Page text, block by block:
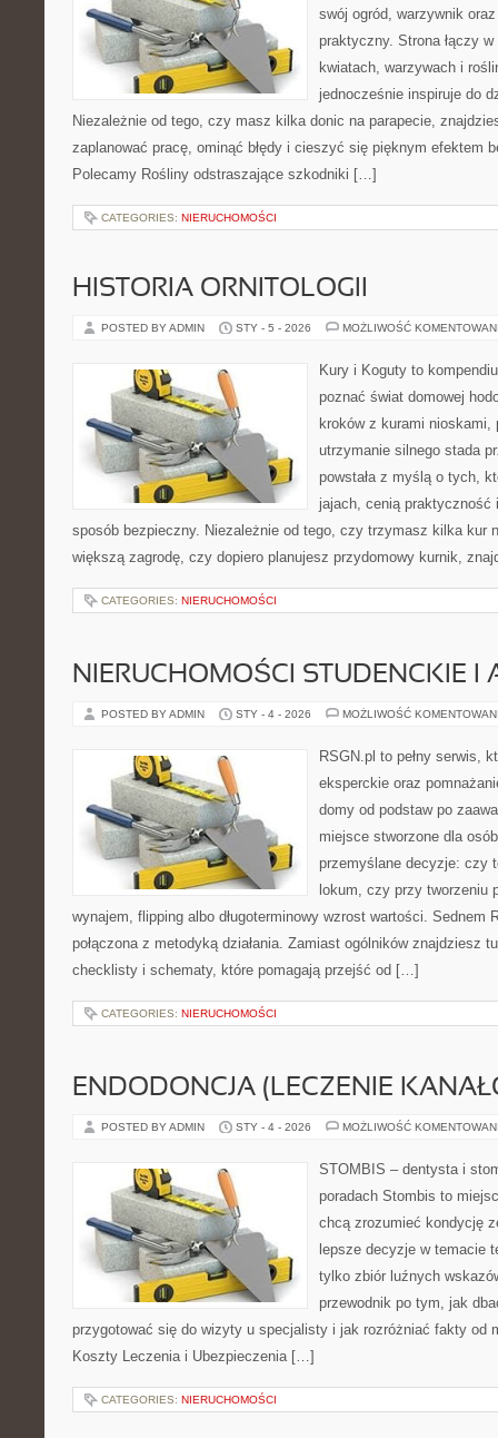
swój ogród, warzywnik
praktyczny. Strona łączy
kwiatach, warzywach i
jednocześnie inspiruje do
Niezależnie od tego, czy masz kilka donic na parapecie,
zaplanować pracę, ominąć błędy i cieszyć się pięknym efektem
Polecamy Rośliny odstraszające szkodniki […]
CATEGORIES: NIERUCHOMOŚCI
HISTORIA ORNITOLOGII
POSTED BY ADMIN STY - 5 - 2026 MOŻLIWOŚĆ
Kury i Koguty to
poznać świat domowej
kroków z kurami
utrzymanie silnego stada
powstała z myślą o tych,
jajach, cenią praktyczność
sposób bezpieczny. Niezależnie od tego, czy trzymasz kilka kur
większą zagrodę, czy dopiero planujesz przydomowy kurnik,
CATEGORIES: NIERUCHOMOŚCI
NIERUCHOMOŚCI STUDENCKIE I
POSTED BY ADMIN STY - 4 - 2026 MOŻLIWOŚĆ
RSGN.pl to pełny serwis,
eksperckie oraz
domy od podstaw po
miejsce stworzone dla
przemyślane decyzje: czy
lokum, czy przy tworzeniu
wynajem, flipping albo długoterminowy wzrost wartości. Sednem
połączona z metodyką działania. Zamiast ogólników znajdziesz
checklisty i schematy, które pomagają przejść od […]
CATEGORIES: NIERUCHOMOŚCI
ENDODONCJA (LECZENIE
POSTED BY ADMIN STY - 4 - 2026 MOŻLIWOŚĆ
STOMBIS – dentysta i
poradach Stombis to
chcą zrozumieć kondycję
lepsze decyzje w temacie
tylko zbiór luźnych
przewodnik po tym, jak
przygotować się do wizyty u specjalisty i jak rozróżniać fakty od
Koszty Leczenia i Ubezpieczenia […]
CATEGORIES: NIERUCHOMOŚCI